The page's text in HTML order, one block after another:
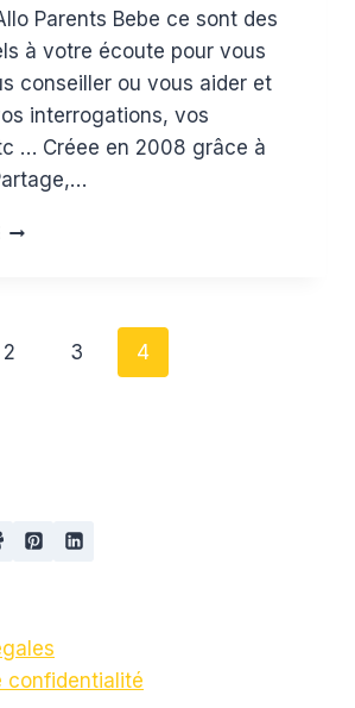
Parents Bebe ce sont des
à votre écoute pour vous
conseiller ou vous aider et
interrogations, vos
… Créee en 2008 grâce à
ALLO
2 3 4
confidentialité